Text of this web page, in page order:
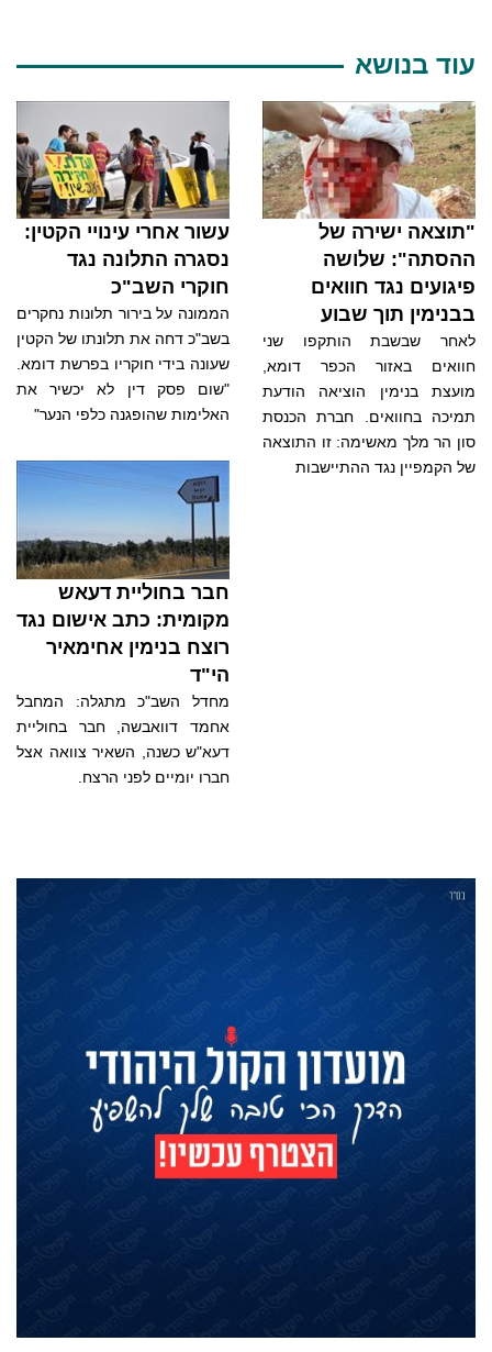
עוד בנושא
"תוצאה ישירה של
ההסתה": שלושה
פיגועים נגד חוואים
בבנימין תוך שבוע
לאחר שבשבת הותקפו שני
חוואים באזור הכפר דומא,
מועצת בנימין הוציאה הודעת
תמיכה בחוואים. חברת הכנסת
סון הר מלך מאשימה: זו התוצאה
של הקמפיין נגד ההתיישבות
עשור אחרי עינויי הקטין:
נסגרה התלונה נגד
חוקרי השב"כ
הממונה על בירור תלונות נחקרים
בשב"כ דחה את תלונתו של הקטין
שעונה בידי חוקריו בפרשת דומא.
"שום פסק דין לא יכשיר את
האלימות שהופגנה כלפי הנער"
חבר בחוליית דעאש
מקומית: כתב אישום נגד
רוצח בנימין אחימאיר
הי"ד
מחדל השב"כ מתגלה: המחבל
אחמד דוואבשה, חבר בחוליית
דעא"ש כשנה, השאיר צוואה אצל
חברו יומיים לפני הרצח.